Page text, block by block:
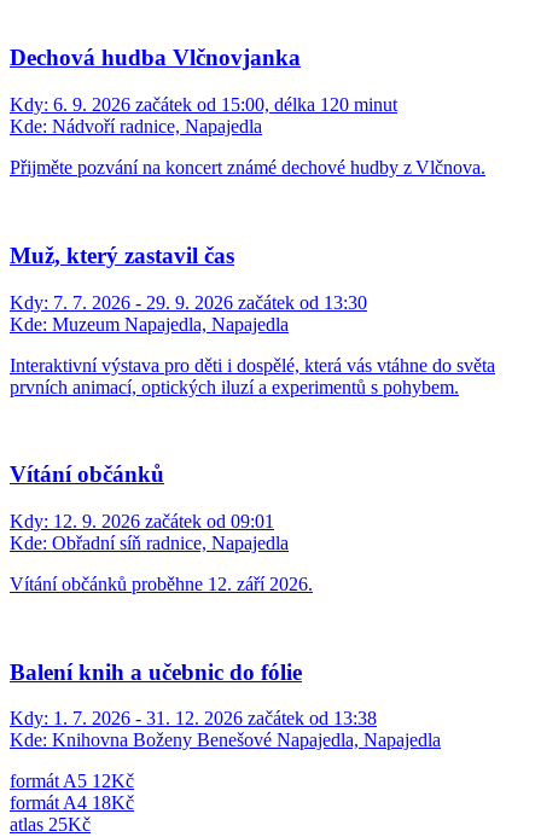
Dechová hudba Vlčnovjanka
Kdy: 6. 9. 2026 začátek od 15:00, délka 120 minut
Kde: Nádvoří radnice, Napajedla
Přijměte pozvání na koncert známé dechové hudby z Vlčnova.
Muž, který zastavil čas
Kdy: 7. 7. 2026 - 29. 9. 2026 začátek od 13:30
Kde: Muzeum Napajedla, Napajedla
Interaktivní výstava pro děti i dospělé, která vás vtáhne do světa
prvních animací, optických iluzí a experimentů s pohybem.
Vítání občánků
Kdy: 12. 9. 2026 začátek od 09:01
Kde: Obřadní síň radnice, Napajedla
Vítání občánků proběhne 12. září 2026.
Balení knih a učebnic do fólie
Kdy: 1. 7. 2026 - 31. 12. 2026 začátek od 13:38
Kde: Knihovna Boženy Benešové Napajedla, Napajedla
formát A5 12Kč
formát A4 18Kč
atlas 25Kč